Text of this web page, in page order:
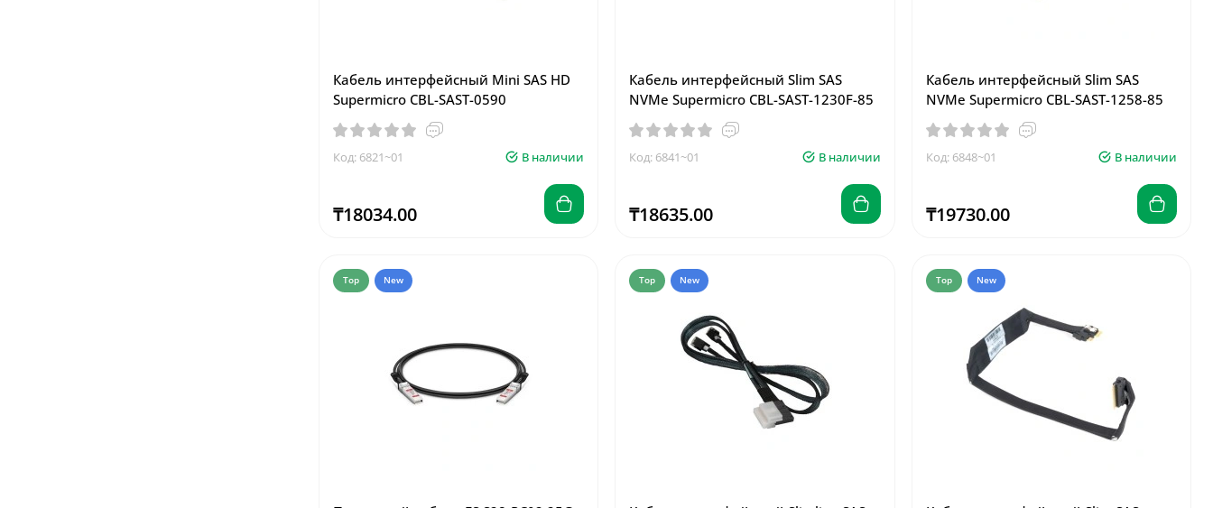
Кабель интерфейсный Mini SAS HD
Supermicro CBL-SAST-0590
Код: 6821~01 В наличии
₸18034.00
Кабель интерфейсный Slim SAS
NVMe Supermicro CBL-SAST-1230F-85
Код: 6841~01 В наличии
₸18635.00
Кабель интерфейсный Slim SAS
NVMe Supermicro CBL-SAST-1258-85
Код: 6848~01 В наличии
₸19730.00
Top New Top New Top New